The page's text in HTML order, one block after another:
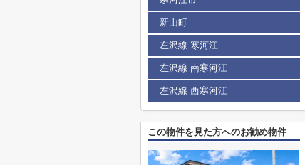
新山町
左沢線 寒河江
左沢線 南寒河江
左沢線 西寒河江
この物件を見た方へのお勧め物件